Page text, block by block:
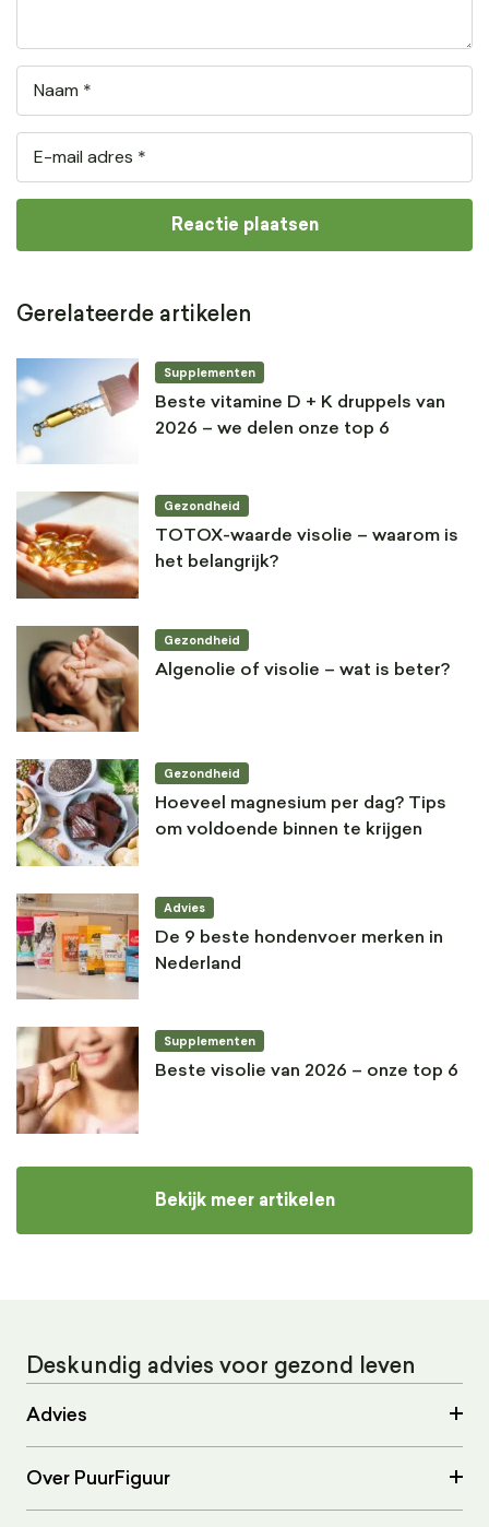
Gerelateerde artikelen
Supplementen
Beste vitamine D + K druppels van
2026 – we delen onze top 6
Gezondheid
TOTOX-waarde visolie – waarom is
het belangrijk?
Gezondheid
Algenolie of visolie – wat is beter?
Gezondheid
Hoeveel magnesium per dag? Tips
om voldoende binnen te krijgen
Advies
De 9 beste hondenvoer merken in
Nederland
Supplementen
Beste visolie van 2026 – onze top 6
Bekijk meer artikelen
Deskundig advies voor gezond leven
Advies
Over PuurFiguur